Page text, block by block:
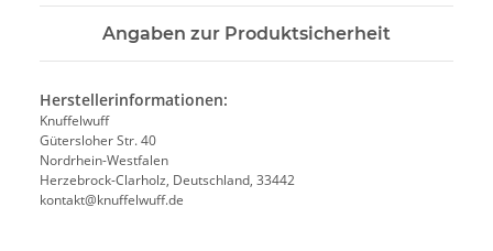
Angaben zur Produktsicherheit
Herstellerinformationen:
Knuffelwuff
Gütersloher Str. 40
Nordrhein-Westfalen
Herzebrock-Clarholz, Deutschland, 33442
kontakt@knuffelwuff.de